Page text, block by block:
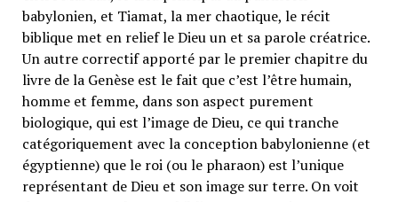
babylonien, et Tiamat, la mer chaotique, le récit
biblique met en relief le Dieu un et sa parole créatrice.
Un autre correctif apporté par le premier chapitre du
livre de la Genèse est le fait que c’est l’être humain,
homme et femme, dans son aspect purement
biologique, qui est l’image de Dieu, ce qui tranche
catégoriquement avec la conception babylonienne (et
égyptienne) que le roi (ou le pharaon) est l’unique
représentant de Dieu et son image sur terre. On voit